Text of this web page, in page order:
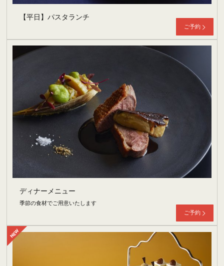
【平日】パスタランチ
ご予約
ディナーメニュー
季節の食材でご用意いたします
ご予約